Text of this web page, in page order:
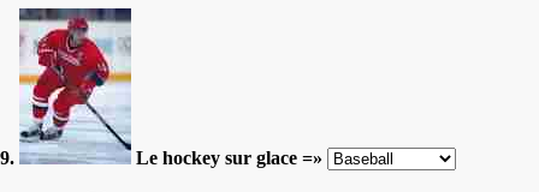
9. Le hockey sur glace =»